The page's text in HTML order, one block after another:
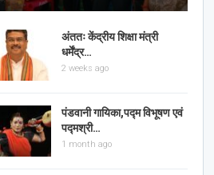
अंततः केंद्रीय शिक्षा मंत्री
धर्मेंद्र…
2 weeks ago
पंडवानी गायिका,पद्म विभूषण एवं
पद्मश्री…
1 month ago